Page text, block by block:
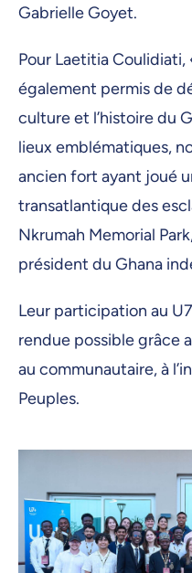
Gabrielle Goyet.
Pour Laetitia
également permis de
culture et l’histoire du
lieux emblématiques,
ancien fort ayant joué
transatlantique des
Nkrumah Memorial
président du Ghana
Leur participation au
rendue possible grâce
au communautaire, à
Peuples.